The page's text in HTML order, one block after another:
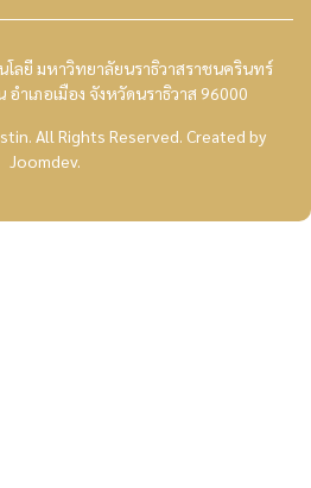
ลยี มหาวิทยาลัยนราธิวาสราชนครินทร์
ำเภอเมือง จังหวัดนราธิวาส 96000
All Rights Reserved. Created by
Joomdev.